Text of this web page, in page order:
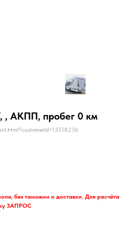
, АКПП, пробег 0 км
без таможни и доставки. Для расчёта
ЗАПРОС